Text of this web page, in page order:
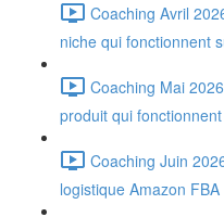
Coaching Avril
niche qui fonctionnent
Coaching Mai
produit qui
Coaching Juin
logistique Amazon